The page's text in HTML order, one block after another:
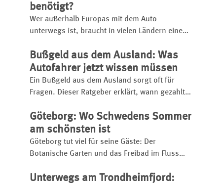
benötigt?
Wer außerhalb Europas mit dem Auto
unterwegs ist, braucht in vielen Ländern einen
zeigt, wann er tatsächlich vorgeschrieben ist,
wie er beantragt wird und welche Unterlagen
erforderlich sind.
Bußgeld aus dem Ausland: Was
Autofahrer jetzt wissen müssen
Ein Bußgeld aus dem Ausland sorgt oft für
Fragen. Dieser Ratgeber erklärt, wann gezahlt
Maut-Nachforderungen zu achten ist.
Göteborg: Wo Schwedens Sommer
am schönsten ist
Göteborg tut viel für seine Gäste: Der
Botanische Garten und das Freibad im Fluss
Wissenschaftsmuseum überrascht mit
Unterwegs am Trondheimfjord: